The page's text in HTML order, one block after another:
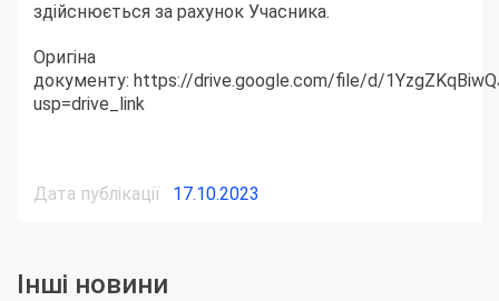
здійснюється за рахунок Учасника.
Оригіна
документу: https://drive.google.com/file/d/
usp=drive_link
Дата публікації 17.10.2023
Інші новини